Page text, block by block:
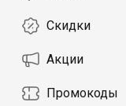
Скидки
Акции
Промокоды